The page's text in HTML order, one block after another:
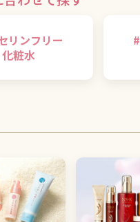
リンフリー
化粧水
#